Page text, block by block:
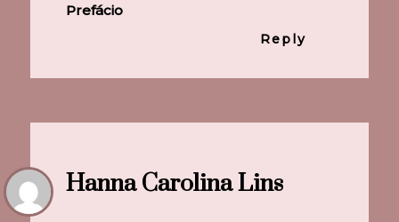
Prefácio
Reply
Hanna Carolina Lins